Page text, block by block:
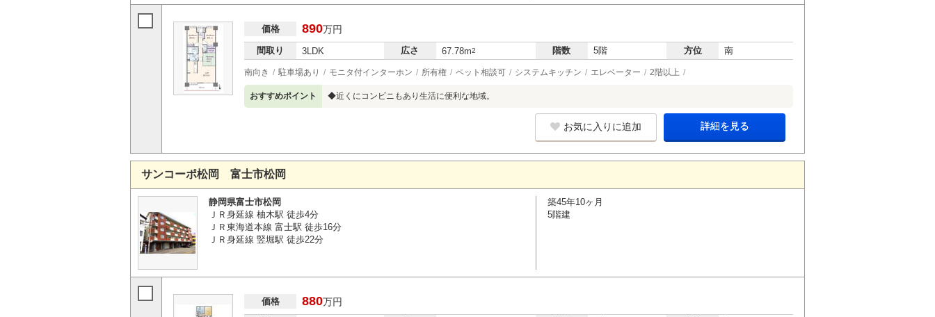
価格 890万円
間取り 3LDK 広さ 67.78m2 階数 5階 方位 南
南向き 駐車場あり モニタ付インターホン 所有権 ペット相談可 システムキッチン エレベーター 2階以上
おすすめポイント ◆近くにコンビニもあり生活に便利な地域。
お気に入りに追加 詳細を見る
サンコーポ松岡 富士市松岡
静岡県富士市松岡
ＪＲ身延線 柚木駅 徒歩4分
ＪＲ東海道本線 富士駅 徒歩16分
ＪＲ身延線 竪堀駅 徒歩22分
築45年10ヶ月
5階建
価格 880万円